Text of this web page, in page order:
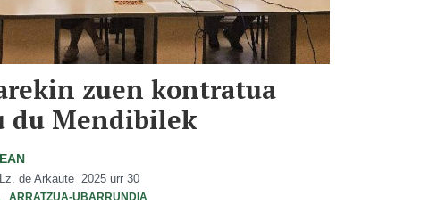
zuen kontratua
du Mendibilek
de Arkaute 2025 urr 30
ARRATZUA-UBARRUNDIA